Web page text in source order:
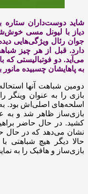
شاید دوست‌داران ستاره
‏دیاز با لیونل مسی
‏جوان رئال ویژگی‌هایی
دارد. قبل از هر چیز
می‌آید. دو فوتبالیستی که
به پاهایشان چسبیده مانور
دومین شباهت آنها
بازی را به عنوان
‏اسلحه‌های اصلی‌اش بود.
بازی‌ساز ظاهر شد و به
‏کشید. در حال حاضر
‏نشان می‌دهد که در
‏حالا دیگر هیچ شباهتی
‏بازی‌ساز و هافبک را به